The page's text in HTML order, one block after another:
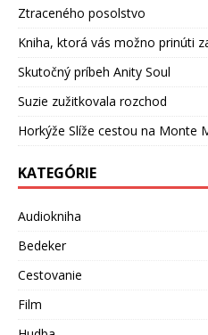
Ztraceného posolstvo
Kniha, ktorá vás možno prinúti
Skutočný príbeh Anity Soul
Suzie zužitkovala rozchod
Horkýže Slíže cestou na Monte
KATEGÓRIE
Audiokniha
Bedeker
Cestovanie
Film